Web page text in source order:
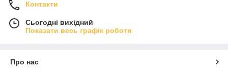
Контакти
Сьогодні вихідний
Показати весь графік роботи
Про нас